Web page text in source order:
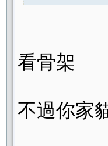
看骨架
不過你家